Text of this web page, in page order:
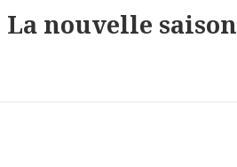
nouvelle saison